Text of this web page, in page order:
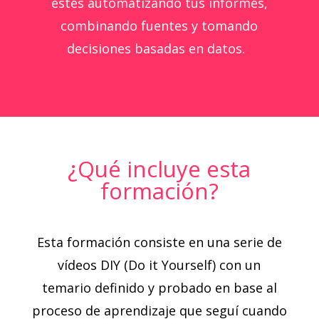
combinando fuentes y tomando
decisiones basadas en datos.
¿Qué incluye esta
formación?
Esta formación consiste en una serie de
vídeos DIY (Do it Yourself) con un
temario definido y probado en base al
proceso de aprendizaje que seguí cuando